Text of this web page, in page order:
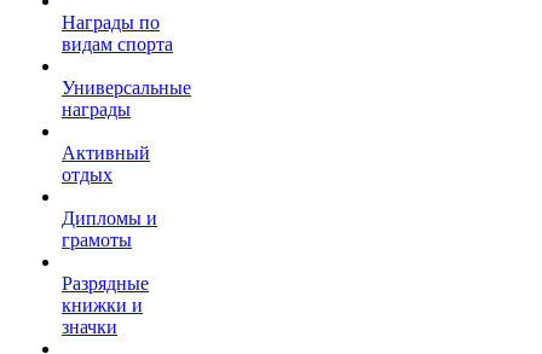
Награды по
видам спорта
Универсальные
награды
Активный
отдых
Дипломы и
грамоты
Разрядные
книжки и
значки